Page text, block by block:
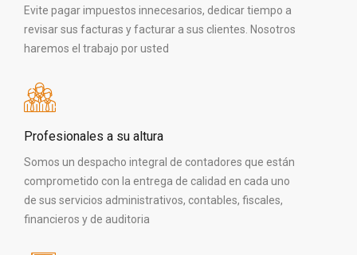
Evite pagar impuestos innecesarios, dedicar tiempo a
revisar sus facturas y facturar a sus clientes. Nosotros
haremos el trabajo por usted
Profesionales a su altura
Somos un despacho integral de contadores que están
comprometido con la entrega de calidad en cada uno
de sus servicios administrativos, contables, fiscales,
financieros y de auditoria